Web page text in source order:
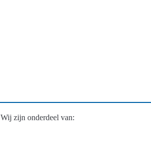
Wij zijn onderdeel van: